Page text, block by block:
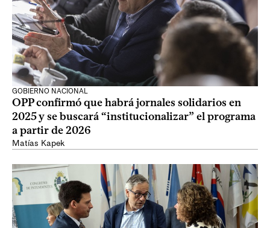
GOBIERNO NACIONAL
OPP confirmó que habrá jornales solidarios en
2025 y se buscará “institucionalizar” el programa
a partir de 2026
Matías Kapek